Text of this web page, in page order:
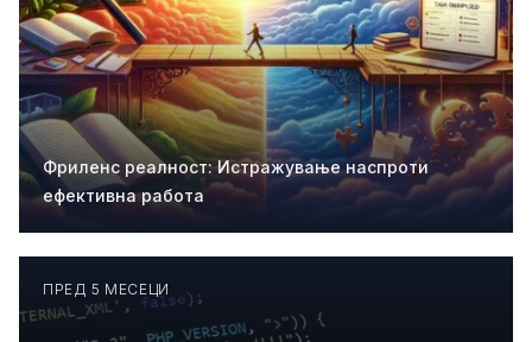
Фриленс реалност: Истражување наспроти
ефективна работа
ПРЕД 5 МЕСЕЦИ